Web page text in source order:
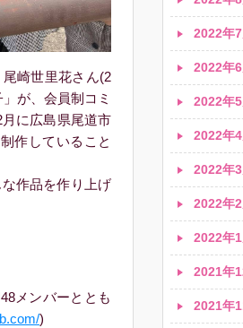
崎世里花さん(2
が、会員制コミ
に広島県尾道市
作していること
作品を作り上げ
メンバーととも
)
2022年
2022年
2022年
2022年
2022年
2022年
2022年
2021年
2021年